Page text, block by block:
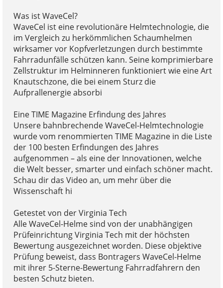
Was ist WaveCel?
WaveCel ist eine revolutionäre Helmtechnologie, die
im Vergleich zu herkömmlichen Schaumhelmen
wirksamer vor Kopfverletzungen durch bestimmte
Fahrradunfälle schützen kann. Seine komprimierbare
Zellstruktur im Helminneren funktioniert wie eine Art
Knautschzone, die bei einem Sturz die
Aufprallenergie absorbi
Eine TIME Magazine Erfindung des Jahres
Unsere bahnbrechende WaveCel-Helmtechnologie
wurde vom renommierten TIME Magazine in die Liste
der 100 besten Erfindungen des Jahres
aufgenommen – als eine der Innovationen, welche
die Welt besser, smarter und einfach schöner macht.
Schau dir das Video an, um mehr über die
Wissenschaft hi
Getestet von der Virginia Tech
Alle WaveCel-Helme sind von der unabhängigen
Prüfeinrichtung Virginia Tech mit der höchsten
Bewertung ausgezeichnet worden. Diese objektive
Prüfung beweist, dass Bontragers WaveCel-Helme
mit ihrer 5-Sterne-Bewertung Fahrradfahrern den
besten Schutz bieten.